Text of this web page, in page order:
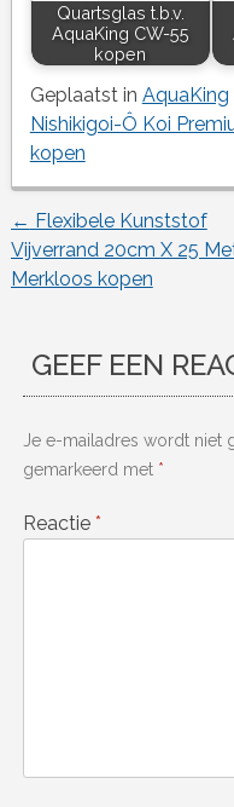
Quartsglas t.b.v.
AquaKing CW-55
kopen
Geplaatst in AquaKing
Nishikigoi-Ô Koi
kopen
← Flexibele Kunststof
Vijverrand 20cm X 25
Merkloos kopen
GEEF EEN
Je e-mailadres wordt niet
gemarkeerd met *
Reactie *